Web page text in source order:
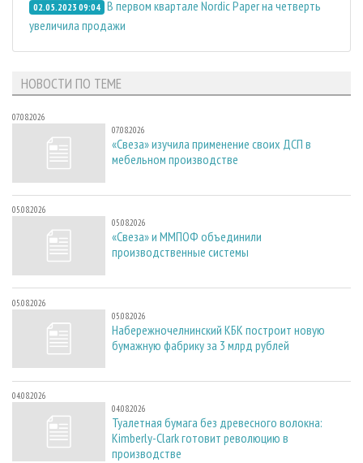
02.05.2023 09:04 В первом квартале Nordic Paper на четверть
увеличила продажи
НОВОСТИ ПО ТЕМЕ
07.08.2026
07.08.2026
«Свеза» изучила применение своих ДСП в
мебельном производстве
05.08.2026
05.08.2026
«Свеза» и ММПОФ объединили
производственные системы
05.08.2026
05.08.2026
Набережночелнинский КБК построит новую
бумажную фабрику за 3 млрд рублей
04.08.2026
04.08.2026
Туалетная бумага без древесного волокна:
Kimberly-Clark готовит революцию в
производстве